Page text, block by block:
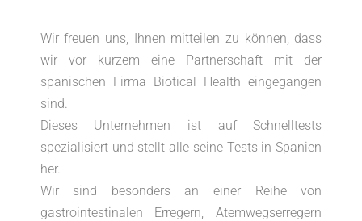
Wir freuen uns, Ihnen mitteilen zu können, dass
wir vor kurzem eine Partnerschaft mit der
spanischen Firma Biotical Health eingegangen
sind.
Dieses Unternehmen ist auf Schnelltests
spezialisiert und stellt alle seine Tests in Spanien
her.
Wir sind besonders an einer Reihe von
gastrointestinalen Erregern, Atemwegserregern